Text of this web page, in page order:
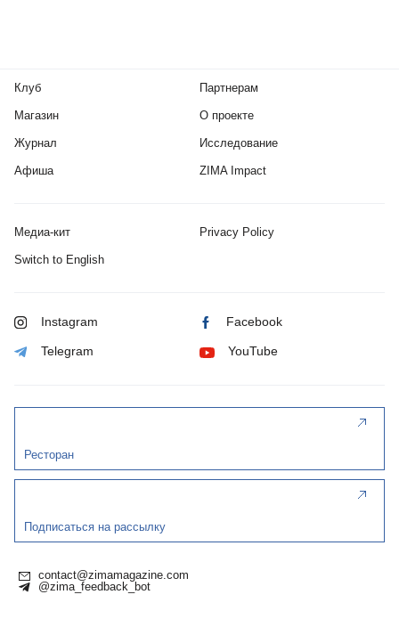
Клуб
Магазин
Журнал
Афиша
Партнерам
О проекте
Исследование
ZIMA Impact
Медиа-кит Privacy Policy
Switch to English
Instagram Facebook
Telegram YouTube
Ресторан
Подписаться на рассылку
contact@zimamagazine.com
@zima_feedback_bot